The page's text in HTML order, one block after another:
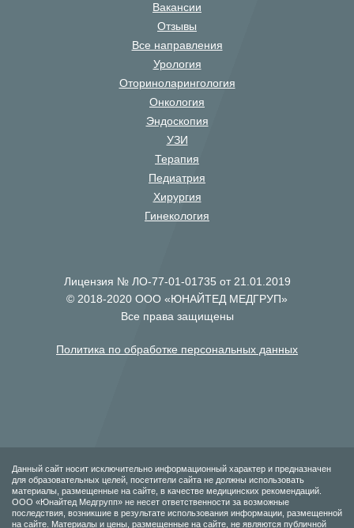
Вакансии
Отзывы
Все направления
Урология
Оториноларингология
Онкология
Эндоскопия
УЗИ
Терапия
Педиатрия
Хирургия
Гинекология
Лицензия № ЛО-77-01-01735 от 21.01.2019
© 2018-2020 ООО «ЮНАЙТЕД МЕДГРУП»
Все права защищены
Политика по обработке персональных данных
Данный сайт носит исключительно информационный характер и предназначен
для образовательных целей, посетители сайта не должны использовать
материалы, размещенные на сайте, в качестве медицинских рекомендаций.
ООО «Юнайтед Медгрупп» не несет ответственности за возможные
последствия, возникшие в результате использования информации, размещенной
на сайте. Материалы и цены, размещенные на сайте, не являются публичной